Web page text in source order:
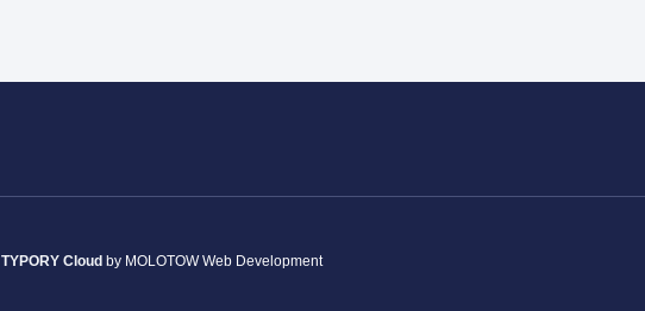
TYPORY Cloudby MOLOTOW Web Development